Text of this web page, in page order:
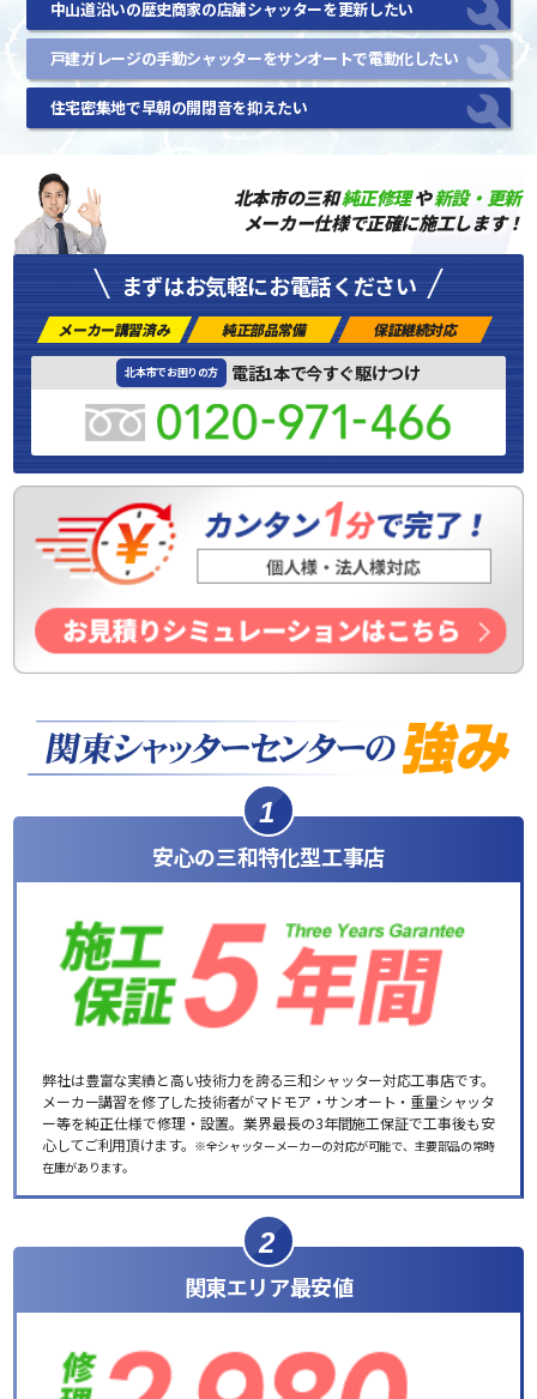
中山道沿いの歴史商家の店舗シャッターを更新したい
戸建ガレージの手動シャッターをサンオートで電動化したい
住宅密集地で早朝の開閉音を抑えたい
北本市の三和純正修理や新設・更新
メーカー仕様で正確に施工します！
まずはお気軽にお電話ください
メーカー講習済み 純正部品常備 保証継続対応
北本市でお困りの方 電話1本で今すぐ駆けつけ
1
安心の三和特化型工事店
弊社は豊富な実績と高い技術力を誇る三和シャッター対応工事店です。
メーカー講習を修了した技術者がマドモア・サンオート・重量シャッタ
ー等を純正仕様で修理・設置。業界最長の3年間施工保証で工事後も安
心してご利用頂けます。 ※全シャッターメーカーの対応が可能で、主要部品の常時
在庫があります。
2
関東エリア最安値